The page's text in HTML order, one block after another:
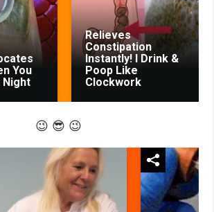
You
Night
Relieves
Constipation
Instantly! I Drink &
Poop Like
Clockwork
😉 😎 😉